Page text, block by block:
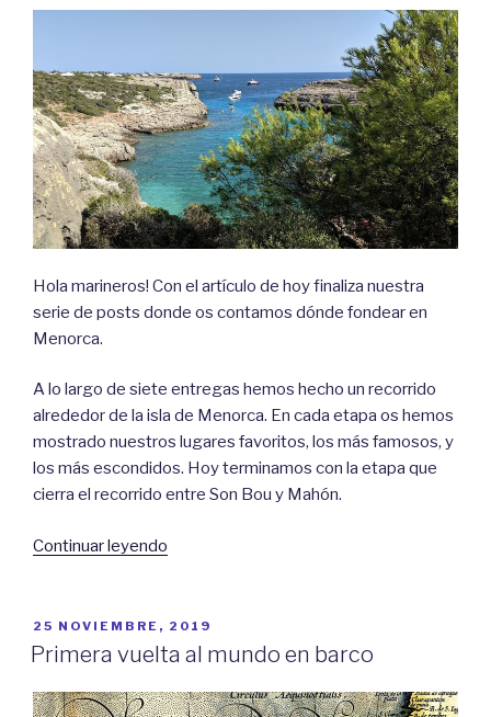
Hola marineros! Con el artículo de hoy finaliza nuestra
serie de posts donde os contamos dónde fondear en
Menorca.
A lo largo de siete entregas hemos hecho un recorrido
alrededor de la isla de Menorca. En cada etapa os hemos
mostrado nuestros lugares favoritos, los más famosos, y
los más escondidos. Hoy terminamos con la etapa que
cierra el recorrido entre Son Bou y Mahón.
Continuar leyendo
(VII):
Son
–
PUBLICADO
EL
25 NOVIEMBRE, 2019
Primera vuelta al mundo en barco